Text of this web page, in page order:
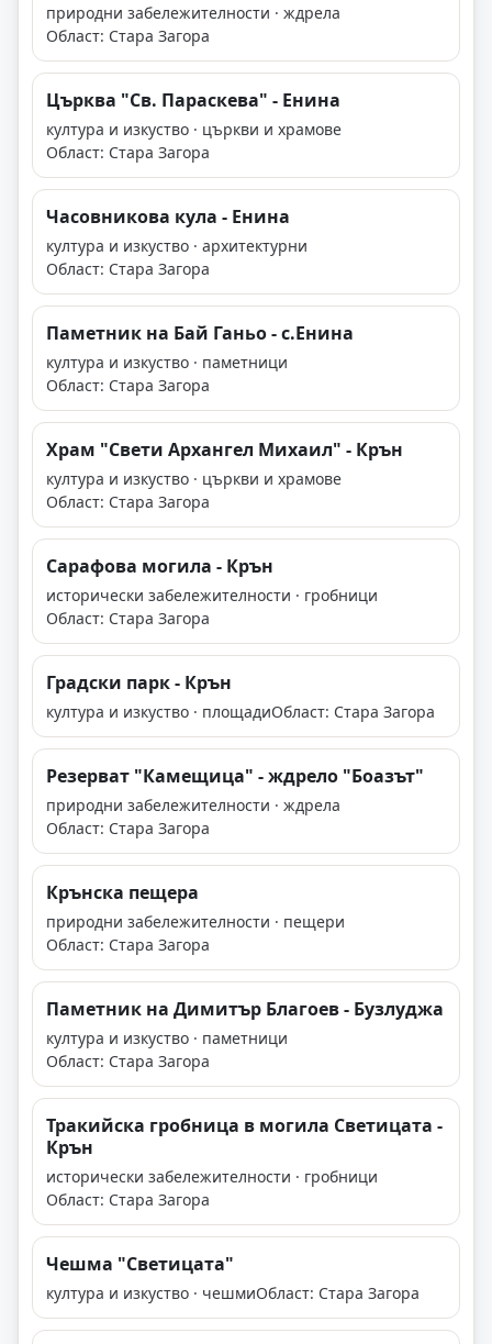
природни забележителности · ждрела
Област: Стара Загора
Църква "Св. Параскева" - Енина
култура и изкуство · църкви и храмове
Област: Стара Загора
Часовникова кула - Енина
култура и изкуство · архитектурни
Област: Стара Загора
Паметник на Бай Ганьо - с.Енина
култура и изкуство · паметници
Област: Стара Загора
Храм "Свети Архангел Михаил" - Крън
култура и изкуство · църкви и храмове
Област: Стара Загора
Сарафова могила - Крън
исторически забележителности · гробници
Област: Стара Загора
Градски парк - Крън
култура и изкуство · площадиОбласт: Стара Загора
Резерват "Камещица" - ждрело "Боазът"
природни забележителности · ждрела
Област: Стара Загора
Крънска пещера
природни забележителности · пещери
Област: Стара Загора
Паметник на Димитър Благоев - Бузлуджа
култура и изкуство · паметници
Област: Стара Загора
Тракийска гробница в могила Светицата -
Крън
исторически забележителности · гробници
Област: Стара Загора
Чешма "Светицата"
култура и изкуство · чешмиОбласт: Стара Загора